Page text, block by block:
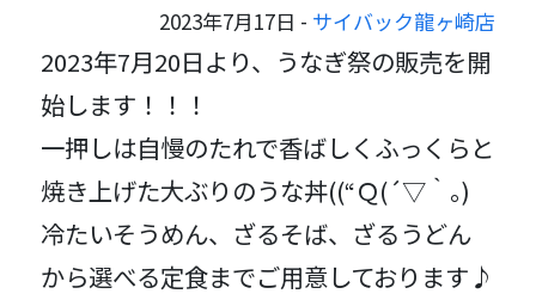
2023年7月17日 - サイバック龍ヶ崎店
2023年7月20日より、うなぎ祭の販売を開
始します！！！
一押しは自慢のたれで香ばしくふっくらと
焼き上げた大ぶりのうな丼((“Ｑ(´▽｀｡)
冷たいそうめん、ざるそば、ざるうどん
から選べる定食までご用意しております♪